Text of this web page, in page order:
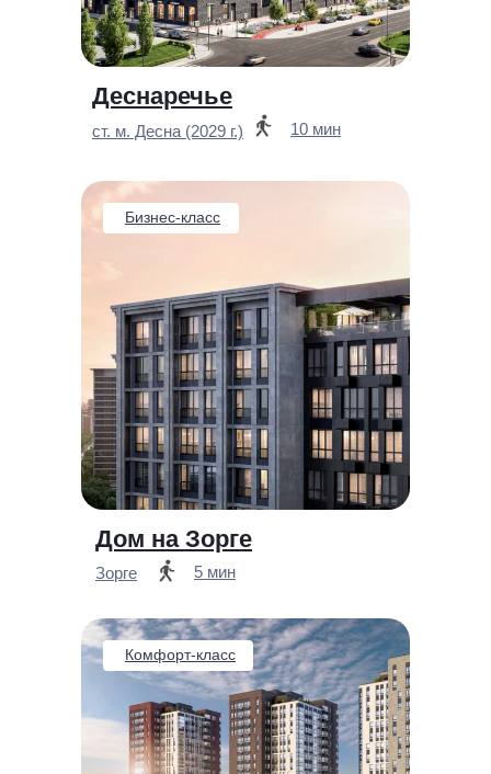
Комфорт-класс
Бизнес-класс
Дом на Зорге
Зорге 5 мин
Деснаречье
ст. м. Десна (2029 г.) 10 мин